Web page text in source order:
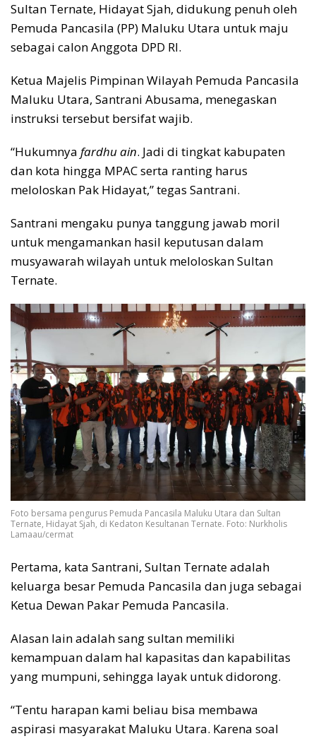
Sultan Ternate, Hidayat Sjah, didukung penuh oleh
Pemuda Pancasila (PP) Maluku Utara untuk maju
sebagai calon Anggota DPD RI.
Ketua Majelis Pimpinan Wilayah Pemuda Pancasila
Maluku Utara, Santrani Abusama, menegaskan
instruksi tersebut bersifat wajib.
“Hukumnya fardhu ain. Jadi di tingkat kabupaten
dan kota hingga MPAC serta ranting harus
meloloskan Pak Hidayat,” tegas Santrani.
Santrani mengaku punya tanggung jawab moril
untuk mengamankan hasil keputusan dalam
musyawarah wilayah untuk meloloskan Sultan
Ternate.
Foto bersama pengurus Pemuda Pancasila Maluku Utara dan Sultan
Ternate, Hidayat Sjah, di Kedaton Kesultanan Ternate. Foto: Nurkholis
Lamaau/cermat
Pertama, kata Santrani, Sultan Ternate adalah
keluarga besar Pemuda Pancasila dan juga sebagai
Ketua Dewan Pakar Pemuda Pancasila.
Alasan lain adalah sang sultan memiliki
kemampuan dalam hal kapasitas dan kapabilitas
yang mumpuni, sehingga layak untuk didorong.
“Tentu harapan kami beliau bisa membawa
aspirasi masyarakat Maluku Utara. Karena soal